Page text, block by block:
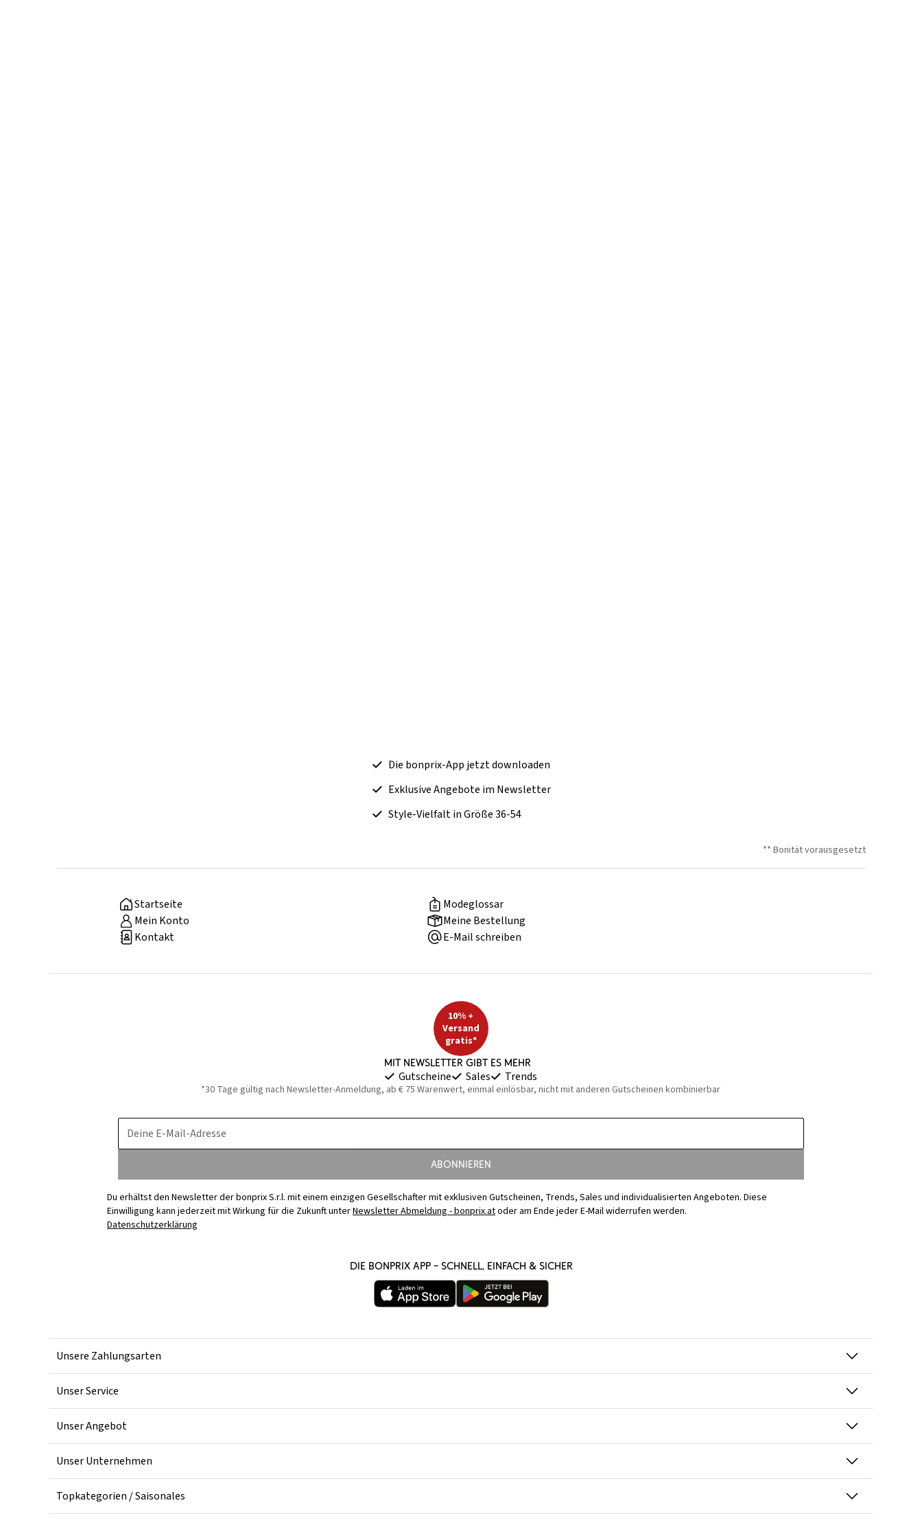
Die bonprix-App jetzt downloaden
Exklusive Angebote im Newsletter
Style-Vielfalt in Größe 36-54
** Bonität vorausgesetzt
Startseite
Modeglossar
Mein Konto
Meine Bestellung
Kontakt
E-Mail schreiben
10% +
Versand
gratis*
Mit Newsletter gibt es mehr
Gutscheine Sales Trends
*30 Tage gültig nach Newsletter-Anmeldung, ab € 75 Warenwert, einmal einlösbar, nicht mit anderen Gutscheinen kombinierbar
Deine E-Mail-Adresse
Abonnieren
Du erhältst den Newsletter der bonprix S.r.l. mit einem einzigen Gesellschafter mit exklusiven Gutscheinen, Trends, Sales und individualisierten Angeboten. Diese
Einwilligung kann jederzeit mit Wirkung für die Zukunft unterNewsletter Abmeldung - bonprix.atoder am Ende jeder E-Mail widerrufen werden.
Datenschutzerklärung
Die bonprix App – schnell, einfach & sicher
Unsere Zahlungsarten
Unser Service
Unser Angebot
Unser Unternehmen
Topkategorien / Saisonales